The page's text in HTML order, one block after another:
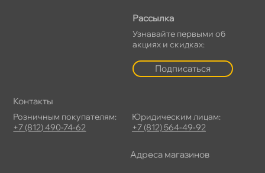
Рассылка
Узнавайте первыми о
акциях и скидках:
Подписаться
Контакты
Розничным покупателям:
+7 (812) 490-74-62
Юридическим лицам:
+7 (812) 564-49-92
Адреса магазино